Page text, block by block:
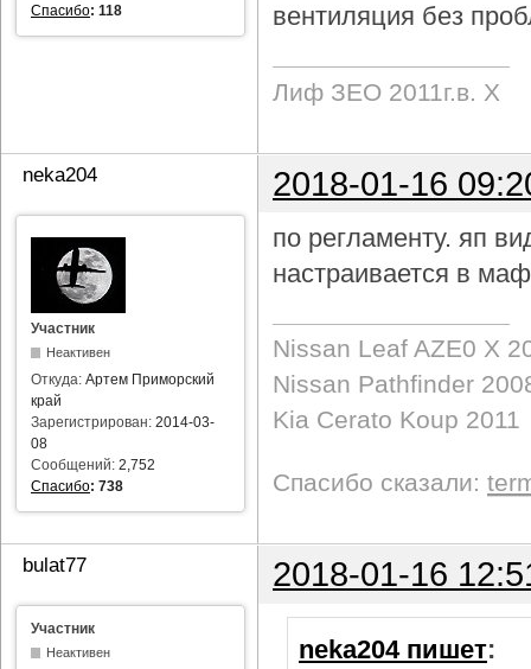
Спасибо: 118
вентиляция без
Лиф ЗЕО 2011г.в. Х
neka204 2018-01-16
Участник
Неактивен
Откуда: Артем Приморский
край
Зарегистрирован: 2014-03-
08
Сообщений: 2,752
Спасибо: 738
по регламенту. яп
настраивается в
Nissan Leaf AZE0 X
Nissan Pathfinder
Kia Cerato Koup 2011
Спасибо сказали:
bulat77 2018-01-16
Участник
Неактивен neka204 пишет: